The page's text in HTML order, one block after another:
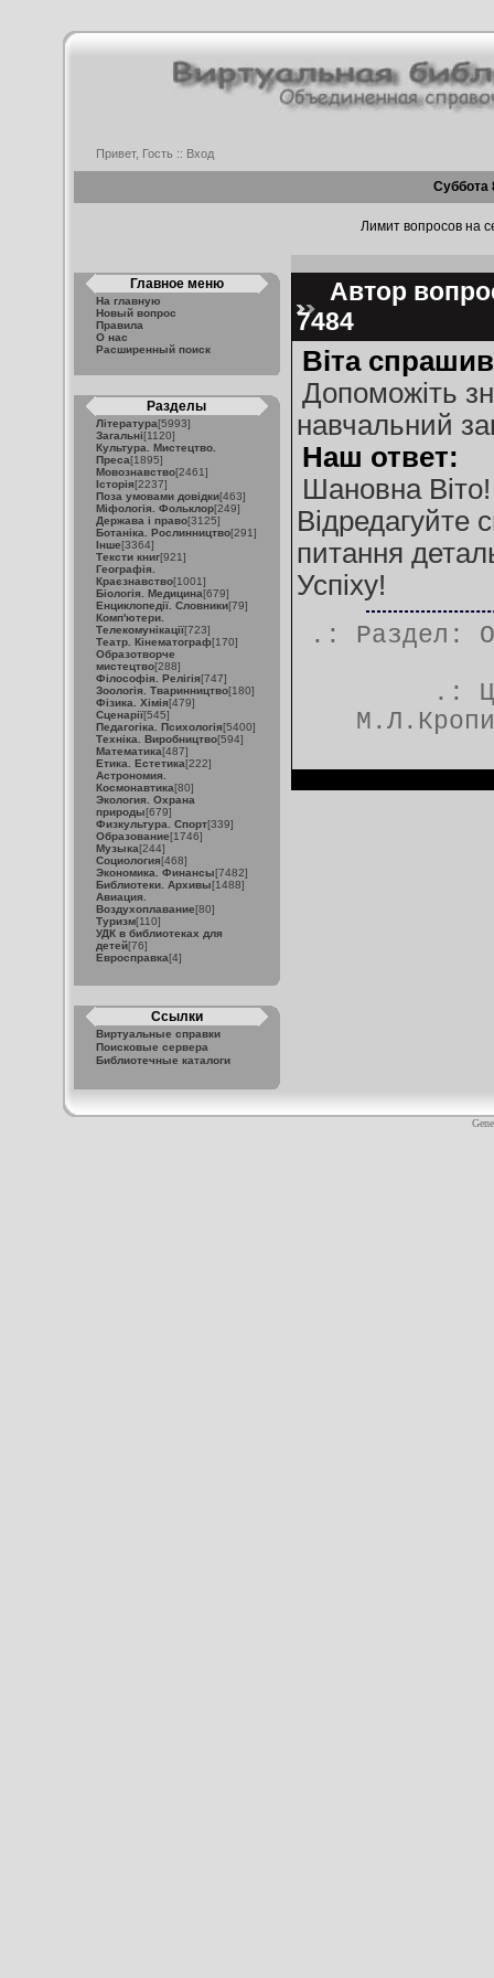
Привет, Гость :: Вход
Суббота
Лимит вопросов на
Главное меню
На главную
Новый вопрос
Правила
О нас
Расширенный поиск
Разделы
Література[5993]
Загальні[1120]
Культура. Мистецтво.
Преса[1895]
Мовознавство[2461]
Історія[2237]
Поза умовами довідки[463]
Міфологія. Фольклор[249]
Держава і право[3125]
Ботаніка. Рослинництво[291]
Інше[3364]
Тексти книг[921]
Географія.
Краєзнавство[1001]
Біологія. Медицина[679]
Енциклопедії. Словники[79]
Комп'ютери.
Телекомунікації[723]
Театр. Кінематограф[170]
Образотворче
мистецтво[288]
Філософія. Релігія[747]
Зоологія. Тваринництво[180]
Фізика. Хімія[479]
Сценарії[545]
Педагогіка. Психологія[5400]
Техніка. Виробництво[594]
Математика[487]
Етика. Естетика[222]
Астрономия.
Космонавтика[80]
Экология. Охрана
природы[679]
Физкультура. Спорт[339]
Образование[1746]
Музыка[244]
Социология[468]
Экономика. Финансы[7482]
Библиотеки. Архивы[1488]
Авиация.
Воздухоплавание[80]
Туризм[110]
УДК в библиотеках для
детей[76]
Евросправка[4]
Ссылки
Виртуальные справки
Поисковые сервера
Библиотечные каталоги
Автор
7484
Віта
Допоможіть
навчальний
Наш ответ:
Шановна Віто!
Відредагуйте
питання
Успіху!
.: Раздел:
.: